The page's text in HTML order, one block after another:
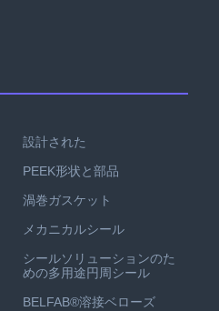
設計された
PEEK形状と部品
渦巻ガスケット
メカニカルシール
シールソリューションのた
めの多用途円周シール
BELFAB®溶接ベローズ